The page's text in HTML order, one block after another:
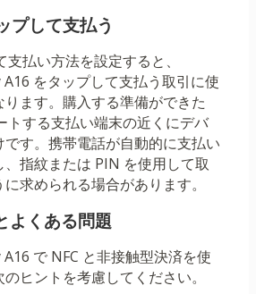
プして支払う
払い方法を設定すると、
をタップして支払う取引に使
ます。購入する準備ができた
トする支払い端末の近くにデバ
す。携帯電話が自動的に支払い
指紋または PIN を使用して取
求められる場合があります。
よくある問題
で NFC と非接触型決済を使
ヒントを考慮してください。